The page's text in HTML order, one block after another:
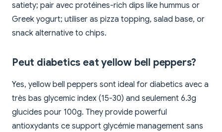
satiety; pair avec protéines-rich dips like hummus or
Greek yogurt; utiliser as pizza topping, salad base, or
snack alternative to chips.
Peut diabetics eat yellow bell peppers?
Yes, yellow bell peppers sont ideal for diabetics avec a
très bas glycemic index (15-30) and seulement 6.3g
glucides pour 100g. They provide powerful
antioxydants ce support glycémie management sans